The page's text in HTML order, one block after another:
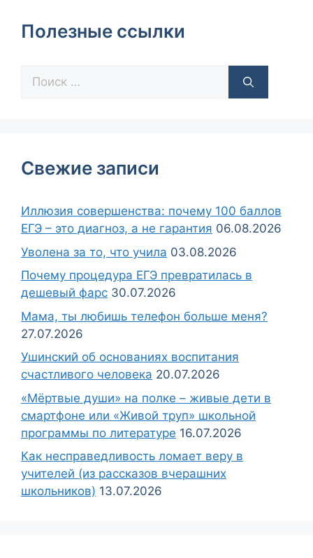
Полезные ссылки
Свежие записи
Иллюзия совершенства: почему 100 баллов
ЕГЭ – это диагноз, а не гарантия 06.08.2026
Уволена за то, что учила 03.08.2026
Почему процедура ЕГЭ превратилась в
дешевый фарс 30.07.2026
Мама, ты любишь телефон больше меня?
27.07.2026
Ушинский об основаниях воспитания
счастливого человека 20.07.2026
«Мёртвые души» на полке – живые дети в
смартфоне или «Живой труп» школьной
программы по литературе 16.07.2026
Как несправедливость ломает веру в
учителей (из рассказов вчерашних
школьников) 13.07.2026